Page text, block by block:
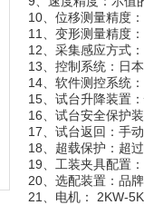
10、位移测量精度
11、变形测量精度
12、采集感应方式
13、控制系统：日
14、软件测控系统
15、试台升降装置
16、试台安全保护
17、试台返回：手
18、超载保护：超
19、工装夹具配置
20、选配装置：品
21、电机： 2KW-